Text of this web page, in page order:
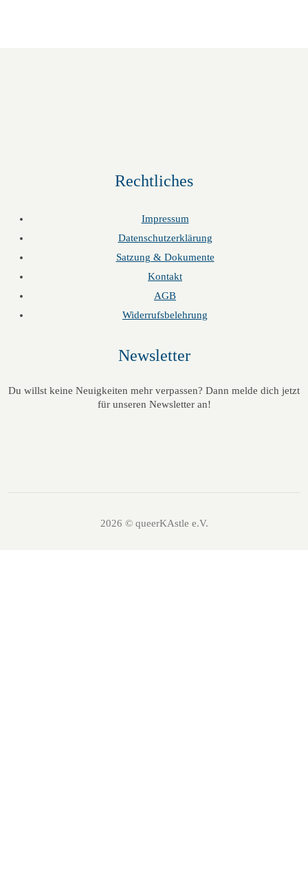
Rechtliches
Impressum
Datenschutzerklärung
Satzung & Dokumente
Kontakt
AGB
Widerrufsbelehrung
Newsletter
Du willst keine Neuigkeiten mehr verpassen? Dann melde dich jetzt
für unseren Newsletter an!
2026 © queerKAstle e.V.